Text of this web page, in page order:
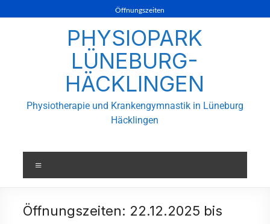
Öffnungszeiten
PHYSIOPARK
LÜNEBURG-
HÄCKLINGEN
Physiotherapie und Krankengymnastik in Lüneburg
Häcklingen
Öffnungszeiten: 22.12.2025 bis